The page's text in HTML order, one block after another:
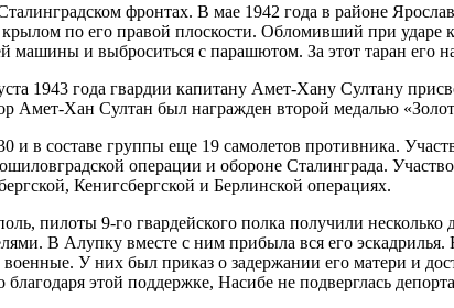
фронтах. В мае 1942 года в районе
по его правой плоскости. Обломивший при ударе
машины и выброситься с парашютом. За этот таран его
1943 года гвардии капитану Амет-Хану Султану
Амет-Хан Султан был награжден второй медалью
в составе группы еще 19 самолетов противника.
операции и обороне Сталинграда.
Кенигсбергской и Берлинской операциях.
пилоты 9-го гвардейского полка получили
В Алупку вместе с ним прибыла вся его эскадрилья.
У них был приказ о задержании его матери и
этой поддержке, Насибе не подверглась